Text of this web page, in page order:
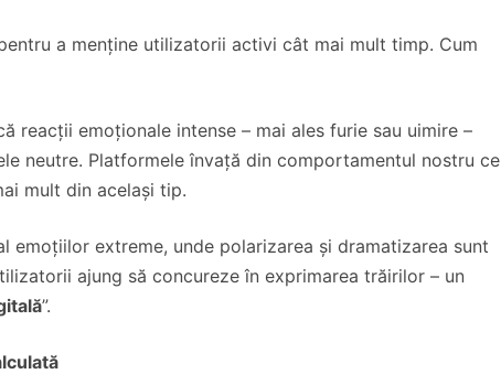
a menține utilizatorii activi cât mai mult timp. Cum
reacții emoționale intense – mai ales furie sau uimire –
neutre. Platformele învață din comportamentul nostru ce
mult din același tip.
emoțiilor extreme, unde polarizarea și dramatizarea sunt
ajung să concureze în exprimarea trăirilor – un
”.